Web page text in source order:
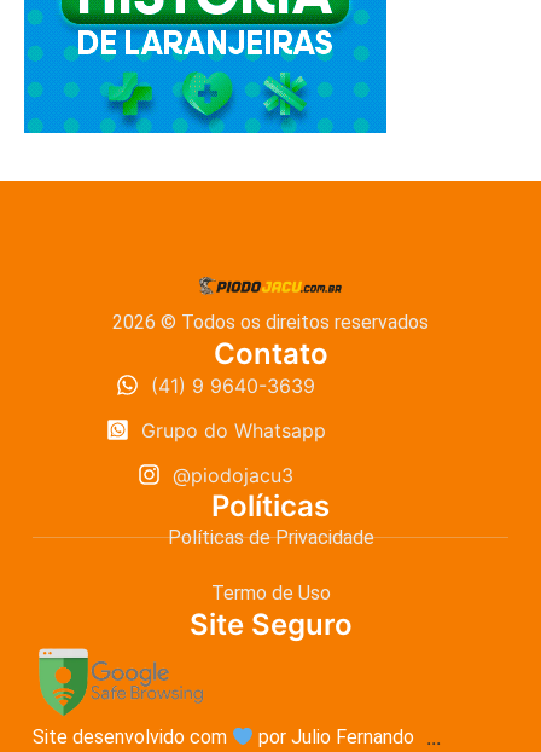
2026 © Todos os direitos reservados
Contato
(41) 9 9640-3639
Grupo do Whatsapp
@piodojacu3
Políticas
Políticas de Privacidade
Termo de Uso
Site Seguro
Site desenvolvido com por Julio Fernando ...